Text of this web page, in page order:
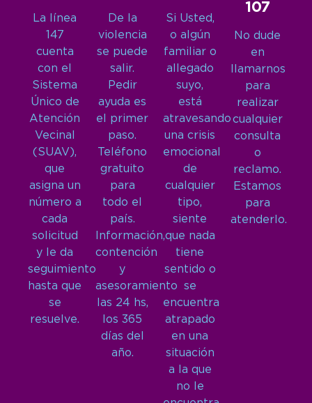
La línea
147
cuenta
con el
Sistema
Único de
Atención
Vecinal
(SUAV),
que
asigna un
número a
cada
solicitud
y le da
seguimiento
hasta que
se
resuelve.
De la
violencia
se puede
salir.
Pedir
ayuda es
el primer
paso.
Teléfono
gratuito
para
todo el
país.
Información,
contención
y
asesoramiento
las 24 hs,
los 365
días del
año.
Si Usted,
o algún
familiar o
allegado
suyo,
está
atravesando
una crisis
emocional
de
cualquier
tipo,
siente
que nada
tiene
sentido o
se
encuentra
atrapado
en una
situación
a la que
no le
107
No dude
en
llamarnos
para
realizar
cualquier
consulta
o
reclamo.
Estamos
para
atenderlo.